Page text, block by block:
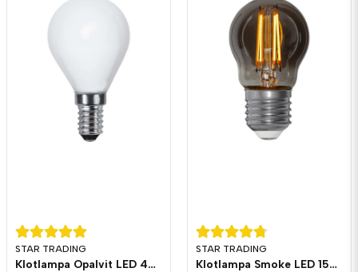
STAR TRADING
Klotlampa Opalvit LED 450lm E14 3000K Dim
STAR TRADING
Klotlampa Smoke LED 150lm E27 2200K 3-stegs dimming